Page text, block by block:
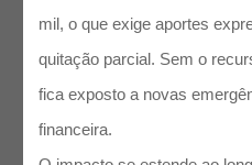
mil, o que exige aportes
quitação parcial. Sem o
fica exposto a novas
financeira.